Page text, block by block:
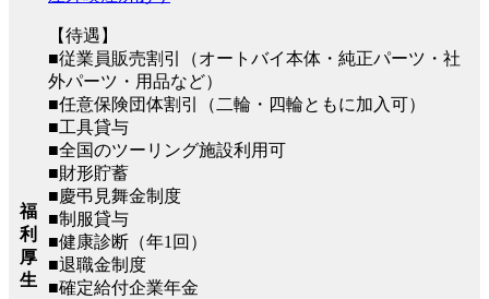
福
利
厚
生
【待遇】
■従業員販売割引（オートバイ本体・純正パーツ・社
外パーツ・用品など）
■任意保険団体割引（二輪・四輪ともに加入可）
■工具貸与
■全国のツーリング施設利用可
■財形貯蓄
■慶弔見舞金制度
■制服貸与
■健康診断（年1回）
■退職金制度
■確定給付企業年金